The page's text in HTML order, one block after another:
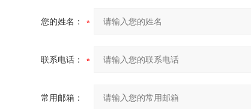
您的姓名：
联系电话：
常用邮箱：